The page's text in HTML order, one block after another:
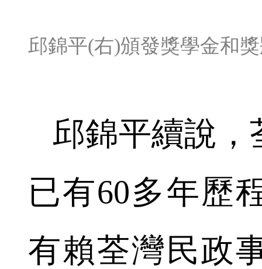
邱錦平(右)頒發獎學金和
邱錦平續說，
已有60多年歷
有賴荃灣民政